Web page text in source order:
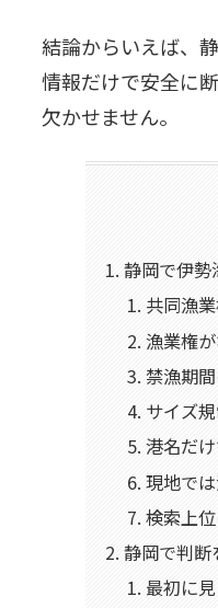
結論からいえば、
情報だけで安全に
欠かせません。
静岡で伊勢
共同漁
漁業権
禁漁期
サイズ
港名だ
現地で
検索上
静岡で判断
最初に